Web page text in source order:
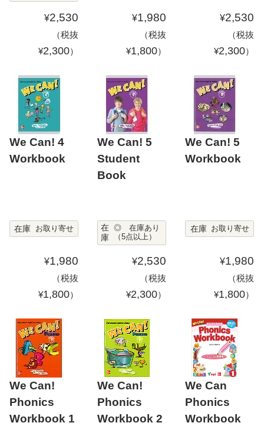
¥2,530
（税抜
¥2,300）
¥1,980
（税抜
¥1,800）
¥2,530
（税抜
¥2,300）
We Can! 4
Workbook
在庫 お取り寄せ
¥1,980
（税抜
¥1,800）
We Can! 5
Student
Book
在
庫
◎ 在庫あり
（5点以上）
¥2,530
（税抜
¥2,300）
We Can! 5
Workbook
在庫 お取り寄せ
¥1,980
（税抜
¥1,800）
We Can!
Phonics
Workbook 1
We Can!
Phonics
Workbook 2
We Can
Phonics
Workbook